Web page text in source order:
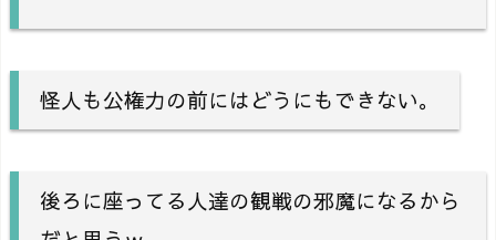
怪人も公権力の前にはどうにもできない。
後ろに座ってる人達の観戦の邪魔になるから